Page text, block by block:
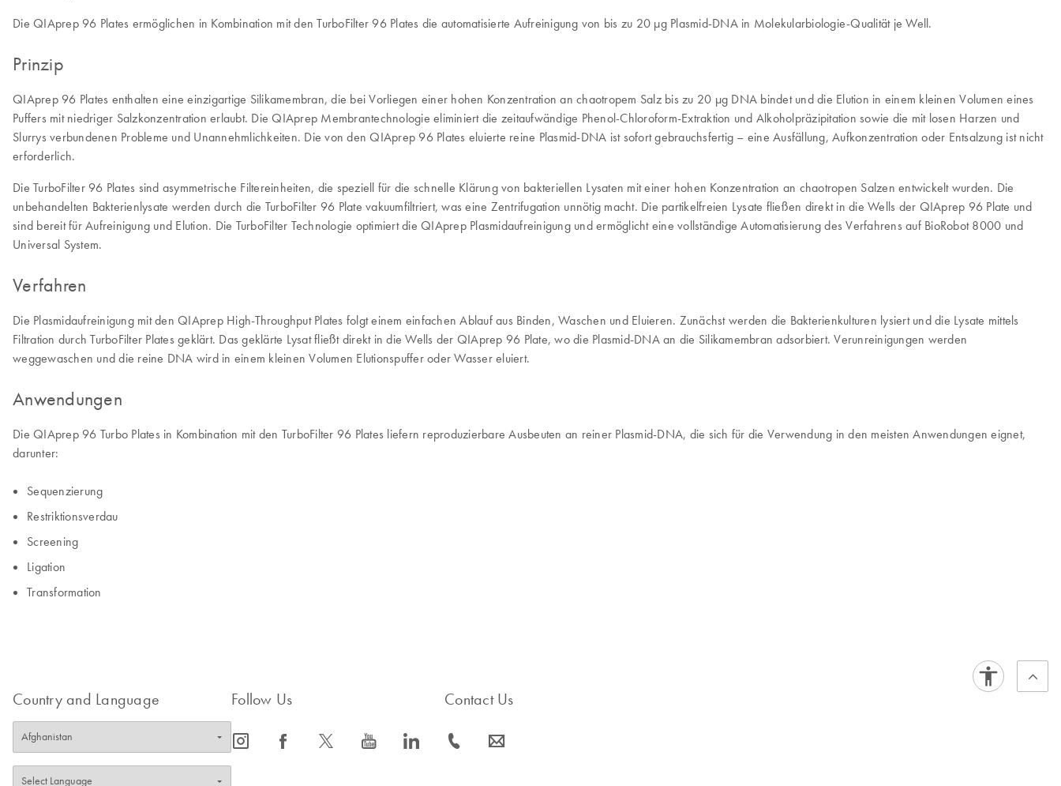
Die QIAprep 96 Plates ermöglichen in Kombination mit den TurboFilter 96 Plates die automatisierte Aufreinigung von bis zu 20 µg Plasmid-DNA in Molekularbiologie-Qualität je Well.
Prinzip
QIAprep 96 Plates enthalten eine einzigartige Silikamembran, die bei Vorliegen einer hohen Konzentration an chaotropem Salz bis zu 20 μg DNA bindet und die Elution in einem kleinen Volumen eines
Puffers mit niedriger Salzkonzentration erlaubt. Die QIAprep Membrantechnologie eliminiert die zeitaufwändige Phenol-Chloroform-Extraktion und Alkoholpräzipitation sowie die mit losen Harzen und
Slurrys verbundenen Probleme und Unannehmlichkeiten. Die von den QIAprep 96 Plates eluierte reine Plasmid-DNA ist sofort gebrauchsfertig – eine Ausfällung, Aufkonzentration oder Entsalzung ist nicht
erforderlich.
Die TurboFilter 96 Plates sind asymmetrische Filtereinheiten, die speziell für die schnelle Klärung von bakteriellen Lysaten mit einer hohen Konzentration an chaotropen Salzen entwickelt wurden. Die
unbehandelten Bakterienlysate werden durch die TurboFilter 96 Plate vakuumfiltriert, was eine Zentrifugation unnötig macht. Die partikelfreien Lysate fließen direkt in die Wells der QIAprep 96 Plate und
sind bereit für Aufreinigung und Elution. Die TurboFilter Technologie optimiert die QIAprep Plasmidaufreinigung und ermöglicht eine vollständige Automatisierung des Verfahrens auf BioRobot 8000 und
Universal System.
Verfahren
Die Plasmidaufreinigung mit den QIAprep High-Throughput Plates folgt einem einfachen Ablauf aus Binden, Waschen und Eluieren. Zunächst werden die Bakterienkulturen lysiert und die Lysate mittels
Filtration durch TurboFilter Plates geklärt. Das geklärte Lysat fließt direkt in die Wells der QIAprep 96 Plate, wo die Plasmid-DNA an die Silikamembran adsorbiert. Verunreinigungen werden
weggewaschen und die reine DNA wird in einem kleinen Volumen Elutionspuffer oder Wasser eluiert.
Anwendungen
Die QIAprep 96 Turbo Plates in Kombination mit den TurboFilter 96 Plates liefern reproduzierbare Ausbeuten an reiner Plasmid-DNA, die sich für die Verwendung in den meisten Anwendungen eignet,
darunter:
Sequenzierung
Restriktionsverdau
Screening
Ligation
Transformation
Country and Language Follow Us
icon_0065_instagram-s icon_0064_facebook-s icon_0340_cc_gen_x-s icon_0077_youtube-s icon_0066_linkedin-s
Contact Us
icon_0072_phone-s icon_0063_envelope-s